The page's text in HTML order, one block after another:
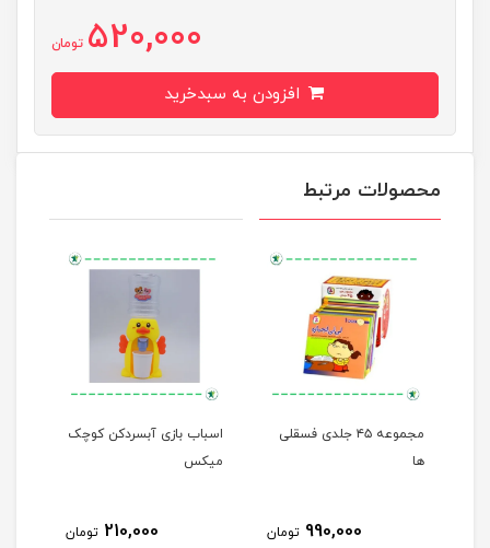
520,000 تومان
محصولات مرتبط
مجموعه ۴۵ جلدی فسقلی
ها
990,000 تومان
اسباب بازی آبسردکن کوچک
میکس
210,000 تومان